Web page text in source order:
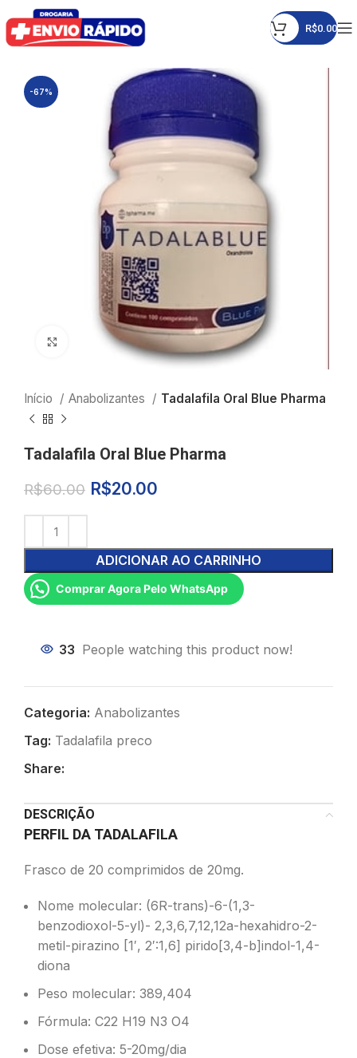
R$0.00
-67%
Click to enlarge
Início Anabolizantes Tadalafila Oral Blue Pharma
Tadalafila Oral Blue Pharma
R$60.00 R$20.00
ADICIONAR AO CARRINHO
Comprar Agora Pelo WhatsApp
33 People watching this product now!
Categoria: Anabolizantes
Tag: Tadalafila preco
Share:
DESCRIÇÃO
PERFIL DA TADALAFILA
Frasco de 20 comprimidos de 20mg.
Nome molecular: (6R-trans)-6-(1,3-
benzodioxol-5-yl)- 2,3,6,7,12,12a-hexahidro-2-
metil-pirazino [1′, 2′:1,6] pirido[3,4-b]indol-1,4-
diona
Peso molecular: 389,404
Fórmula: C22 H19 N3 O4
Dose efetiva: 5-20mg/dia